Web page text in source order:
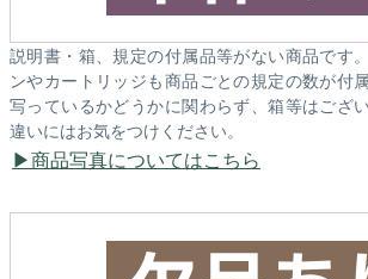
説明書・箱、規定の付属品等がない商品です
ンやカートリッジも商品ごとの規定の数が付
写っているかどうかに関わらず、箱等はござ
違いにはお気をつけください。
商品写真についてはこちら